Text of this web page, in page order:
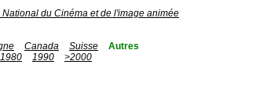
National du Cinéma et de l'image animée
Canada Suisse
Autres
1980 1990
>2000